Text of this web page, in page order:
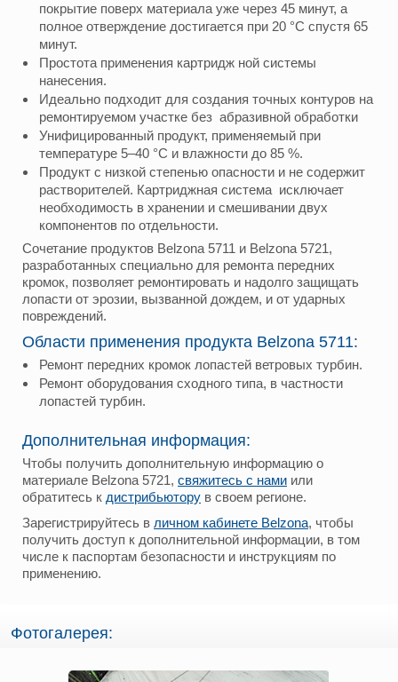
покрытие поверх материала уже через 45 минут, а
полное отверждение достигается при 20 °C спустя 65
минут.
Простота применения картридж ной системы
нанесения.
Идеально подходит для создания точных контуров на
ремонтируемом участке без абразивной обработки
Унифицированный продукт, применяемый при
температуре 5–40 °C и влажности до 85 %.
Продукт с низкой степенью опасности и не содержит
растворителей. Картриджная система исключает
необходимость в хранении и смешивании двух
компонентов по отдельности.
Сочетание продуктов Belzona 5711 и Belzona 5721,
разработанных специально для ремонта передних
кромок, позволяет ремонтировать и надолго защищать
лопасти от эрозии, вызванной дождем, и от ударных
повреждений.
Области применения продукта Belzona 5711:
Ремонт передних кромок лопастей ветровых турбин.
Ремонт оборудования сходного типа, в частности
лопастей турбин.
Дополнительная информация:
Чтобы получить дополнительную информацию о
материале Belzona 5721, свяжитесь с нами или
обратитесь к дистрибьютору в своем регионе.
Зарегистрируйтесь в личном кабинете Belzona, чтобы
получить доступ к дополнительной информации, в том
числе к паспортам безопасности и инструкциям по
применению.
Фотогалерея: